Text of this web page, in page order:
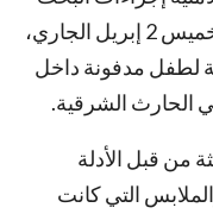
والتحري، والتي استمرت حتى يوم الخميس 2 إبريل الجاري،
لطفل مدفونة داخل
الحارث الشرقية.
من قبل الأدلة
التي كانت